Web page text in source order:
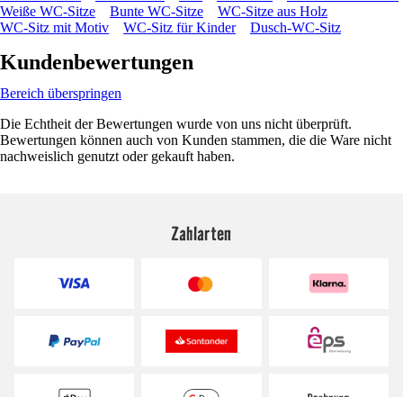
Weiße WC-Sitze
Bunte WC-Sitze
WC-Sitze aus Holz
WC-Sitz mit Motiv
WC-Sitz für Kinder Dusch-WC-Sitz
Kundenbewertungen
Bereich überspringen
Die Echtheit der Bewertungen wurde von uns nicht überprüft.
Bewertungen können auch von Kunden stammen, die die Ware nicht
nachweislich genutzt oder gekauft haben.
Zahlarten